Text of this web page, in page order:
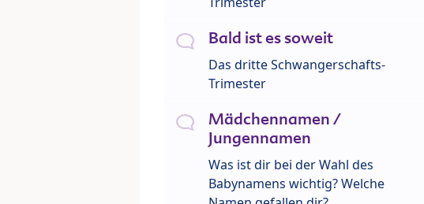
Bald ist es soweit
Das dritte Schwangerschafts-
Trimester
Mädchennamen /
Jungennamen
Was ist dir bei der Wahl des
Babynamens wichtig? Welche